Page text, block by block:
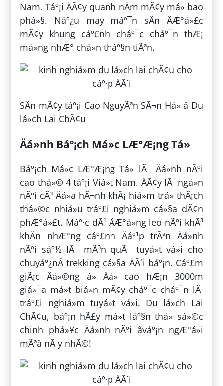
Nam. Táº¡i ÄÃ¢y quanh nÄm mÃ¢y má» bao
phá»§. Náº¿u may máº¯n sÄn ÄÆ°á»£c
mÃ¢y khung cáº£nh cháº¯c cháº¯n thÆ¡
má»ng nhÆ° chá»n tháº§n tiÃªn.
SÄn mÃ¢y táº¡i Cao NguyÃªn SÃ¬n Há» â Du
lá»ch Lai ChÃ¢u
Äá»nh Báº¡ch Má»c LÆ°Æ¡ng Tá»­
Báº¡ch Má»c LÆ°Æ¡ng Tá»­ lÃ Äá»nh nÃºi
cao thá»© 4 táº¡i Viá»t Nam. ÄÃ¢y lÃ ngá»n
nÃºi cÃ³ Äá»a hÃ¬nh khÃ¡ hiá»m trá» thÃ¡ch
thá»©c nhiá»u tráº£i nghiá»m cá»§a dÃ¢n
phÆ°á»£t. Máº·c dÃ¹ ÄÆ°á»ng leo nÃºi khÃ³
khÄn nhÆ°ng cáº£nh Äáº¹p trÃªn Äá»nh
nÃºi sáº½ lÃ mÃ³n quÃ tuyá»t vá»i cho
chuyáº¿nÂ trekking cá»§a ÄÃ´i báº¡n. Cáº£m
giÃ¡c Äá»©ng á» Äá» cao hÆ¡n 3000m
giá»¯a má»t biá»n mÃ¢y cháº¯c cháº¯n lÃ
tráº£i nghiá»m tuyá»t vá»i. Du lá»ch Lai
ChÃ¢u, báº¡n hÃ£y má»t láº§n thá»­ sá»©c
chinh phá»¥c Äá»nh nÃºi âváº¡n ngÆ°á»i
mÃªâ nÃ y nhÃ©!